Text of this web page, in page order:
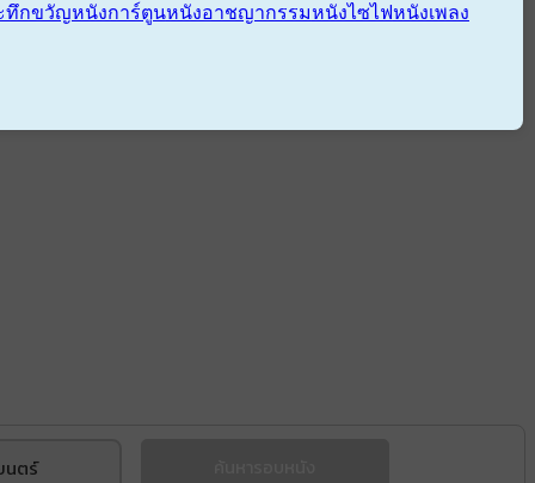
ทึกขวัญหนังการ์ตูนหนังอาชญากรรมหนังไซไฟหนังเพลง
นตร์